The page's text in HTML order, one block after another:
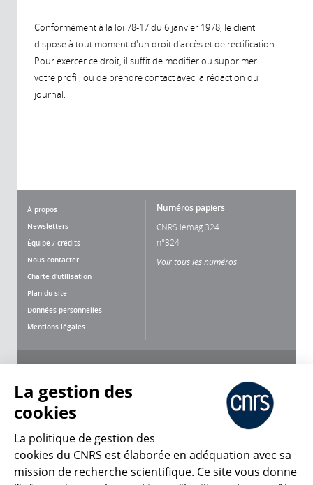
Conformément à la loi 78-17 du 6 janvier 1978, le client
dispose à tout moment d'un droit d'accès et de rectification.
Pour exercer ce droit, il suffit de modifier ou supprimer
votre profil, ou de prendre contact avec la rédaction du
journal.
À propos
Newsletters
Équipe / crédits
Nous contacter
Charte d'utilisation
Plan du site
Données personnelles
Mentions légales
Numéros papiers
CNRS lemag 324
n°324
Voir tous les numéros
CNRS Le Mag
La gestion des
cookies
La politique de gestion des
cookies du CNRS est élaborée en adéquation avec sa
mission de recherche scientifique. Ce site vous donne